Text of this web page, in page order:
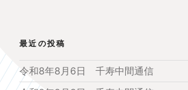
最近の投稿
令和8年8月6日 千寿中間通信